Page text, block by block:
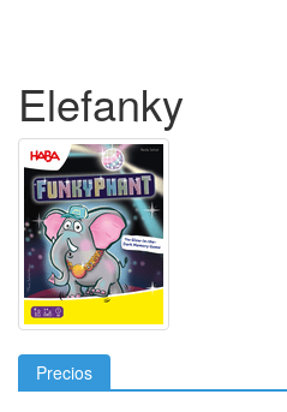
Elefanky
Precios